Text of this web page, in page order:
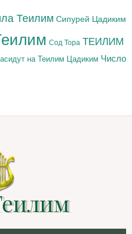
Теилим Сипурей Цадиким
Сод Тора ТЕИЛИМ
на Теилим Цадиким Число